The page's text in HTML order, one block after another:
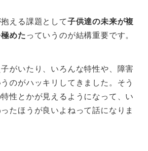
える課題として子供達の未来が複
めた っていうのが結構重要です。
がいたり、いろんな特性や、障害
のがハッキリしてきました。そう
性とかが見えるようになって、い
たほうが良いよねって話になりま